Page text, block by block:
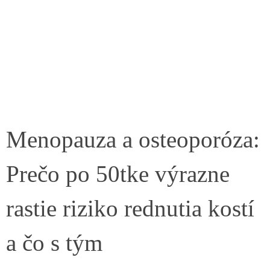
Menopauza a osteoporóza:
Prečo po 50tke výrazne
rastie riziko rednutia kostí
a čo s tým